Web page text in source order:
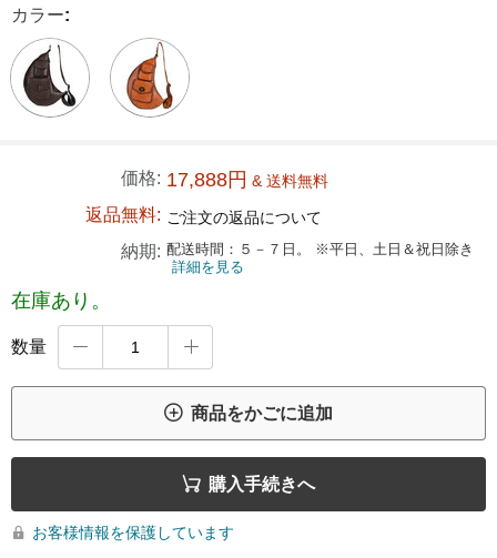
カラー:
価格: 17,888円 & 送料無料
返品無料: ご注文の返品について
納期: 配送時間：５－７日。 ※平日、土日＆祝日除き
詳細を見る
在庫あり。
数量  
 商品をかごに追加
 購入手続きへ
 お客様情報を保護しています